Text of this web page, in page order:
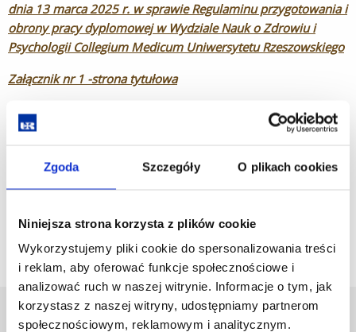
Zgoda Szczegóły O plikach cookies
Niniejsza strona korzysta z plików cookie
Wykorzystujemy pliki cookie do spersonalizowania treści
i reklam, aby oferować funkcje społecznościowe i
analizować ruch w naszej witrynie. Informacje o tym, jak
korzystasz z naszej witryny, udostępniamy partnerom
społecznościowym, reklamowym i analitycznym.
dnia 13 marca 2025 r. w sprawie Regulaminu przygotowania i
obrony pracy dyplomowej w Wydziale Nauk o Zdrowiu i
Psychologii Collegium Medicum Uniwersytetu Rzeszowskiego
Załącznik nr 1 -strona tytułowa
Załącznik nr 2-karta oceny pracy
Pobierz
Informacja dla promotorów i recenzentów prac
dyplomowych.pdf (480.8 KiB)
Uniwersytet Rzeszowski